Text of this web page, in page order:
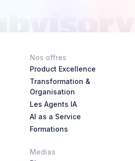
Nos offres
Product Excellence
Transformation &
Organisation
Les Agents IA
AI as a Service
Formations
Medias